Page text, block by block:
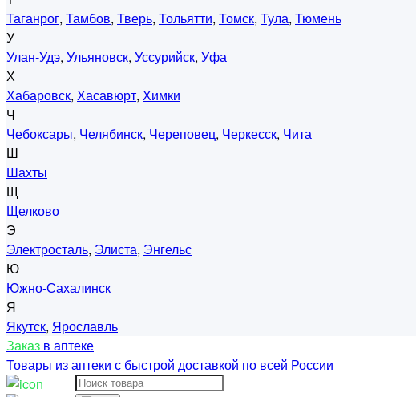
Таганрог, Тамбов, Тверь, Тольятти, Томск, Тула, Тюмень
У
Улан-Удэ, Ульяновск, Уссурийск, Уфа
Х
Хабаровск, Хасавюрт, Химки
Ч
Чебоксары, Челябинск, Череповец, Черкесск, Чита
Ш
Шахты
Щ
Щелково
Э
Электросталь, Элиста, Энгельс
Ю
Южно-Сахалинск
Я
Якутск, Ярославль
Заказ в аптеке
Товары из аптеки с быстрой доставкой по всей России